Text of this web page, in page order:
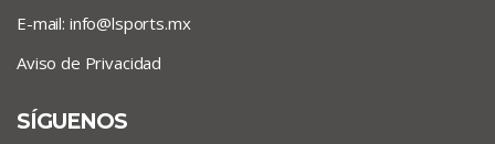
E-mail: info@lsports.mx
Aviso de Privacidad
SÍGUENOS